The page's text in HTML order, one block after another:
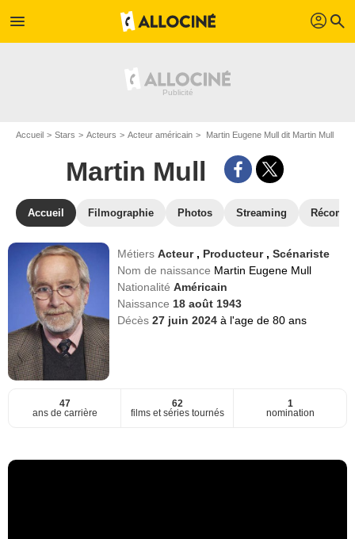
menu profil search
Accueil Stars Acteurs Acteur américain Martin Eugene Mull dit Martin Mull
Martin Mull
Accueil Filmographie Photos Streaming
MétiersActeur , Producteur ,Scénariste
Nom de naissance Martin Eugene Mull
NationalitéAméricain
Naissance 18 août 1943
Décès27 juin 2024à l'age de 80 ans
47
ans de carrière
62
films et séries tournés
1
nomination